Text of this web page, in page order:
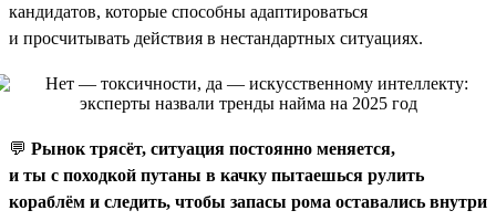
кандидатов, которые способны адаптироваться
и просчитывать действия в нестандартных ситуациях.
💬 Рынок трясёт, ситуация постоянно меняется,
и ты с походкой путаны в качку пытаешься рулить
кораблём и следить, чтобы запасы рома оставались внутри